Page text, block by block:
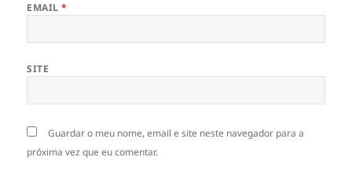
EMAIL*
SITE
Guardar o meu nome, email e site neste navegador para a
próxima vez que eu comentar.